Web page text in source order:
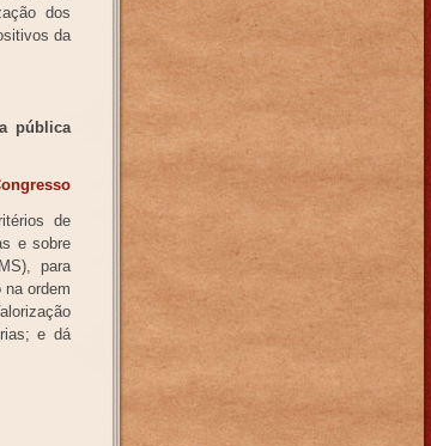
dos
da
pública
de
e sobre
para
ordem
e dá